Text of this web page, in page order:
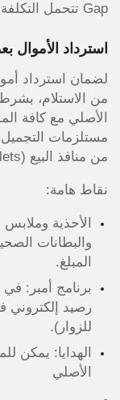
Gap تتحمل التكلفة.
استرداد الأموال
من الاستلام،
الأصلي مع كافة
مستلزمات
من منافذ البيع (Outlets).
نقاط هامة:
الأحذية
والبطانات
المبلغ.
برنامج أمبر: في
رصيد
للزوار).
الهدايا: يمكن
الأصلي